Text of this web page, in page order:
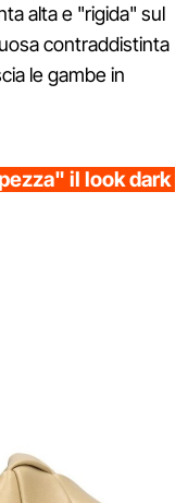
alta e "rigida" sul
contraddistinta
le gambe in
il look dark